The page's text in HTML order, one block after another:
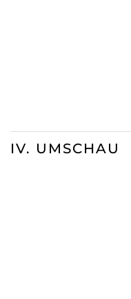
IV. UMSCHAU